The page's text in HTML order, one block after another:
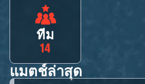
ทีม
14
แมตช์ล่าสุด